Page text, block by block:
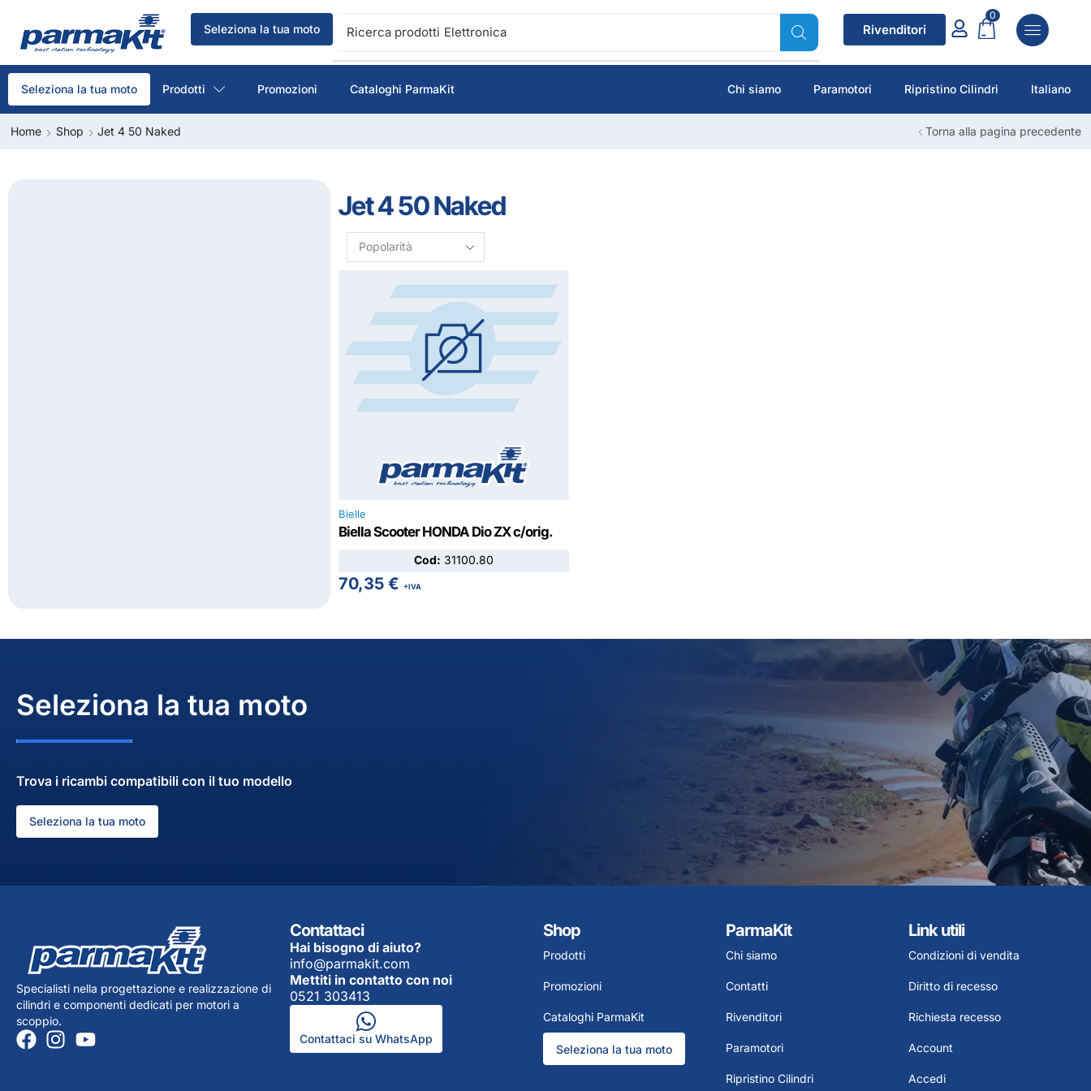
Seleziona la tua moto Ricerca prodotti Elettronica Rivenditori
0
Seleziona la tua moto Prodotti Promozioni Cataloghi ParmaKit Chi siamo Paramotori Ripristino Cilindri Italiano
Home Shop Jet 4 50 Naked Torna alla pagina precedente
Jet 4 50 Naked
Bielle
Biella Scooter HONDA Dio ZX c/orig.
Cod: 31100.80
70,35€ +IVA
Seleziona la tua moto
Trova i ricambi compatibili con il tuo modello
Seleziona la tua moto
Specialisti nella progettazione e realizzazione di
cilindri e componenti dedicati per motori a
scoppio.
Contattaci
Hai bisogno di aiuto?
info@parmakit.com
Mettiti in contatto con noi
0521 303413
Contattaci su WhatsApp
Shop
Prodotti
Promozioni
Cataloghi ParmaKit
Seleziona la tua moto
ParmaKit
Chi siamo
Contatti
Rivenditori
Paramotori
Ripristino Cilindri
Link utili
Condizioni di vendita
Diritto di recesso
Richiesta recesso
Account
Accedi